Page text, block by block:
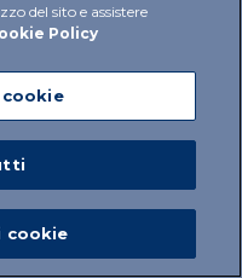
del sito e assistere
Policy
cookie